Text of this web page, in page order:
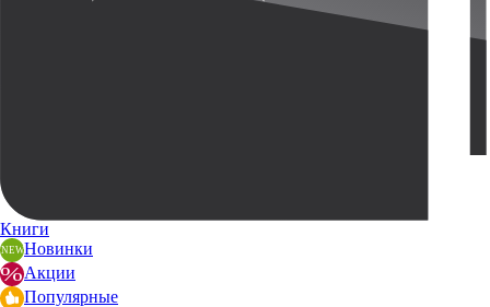
Книги
Новинки
Акции
Популярные